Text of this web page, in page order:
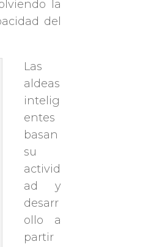
la
del
Las
aldeas
intelig
entes
basan
su
activid
ad y
desarr
ollo a
partir